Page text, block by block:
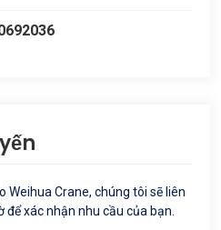
Weihua Crane, chúng tôi sẽ liên
để xác nhận nhu cầu của bạn.